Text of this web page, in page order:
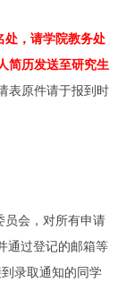
处，请学院教务处
简历发送至研究生
表原件请于报到时
员会，对所有申请
通过登记的邮箱等
录取通知的同学